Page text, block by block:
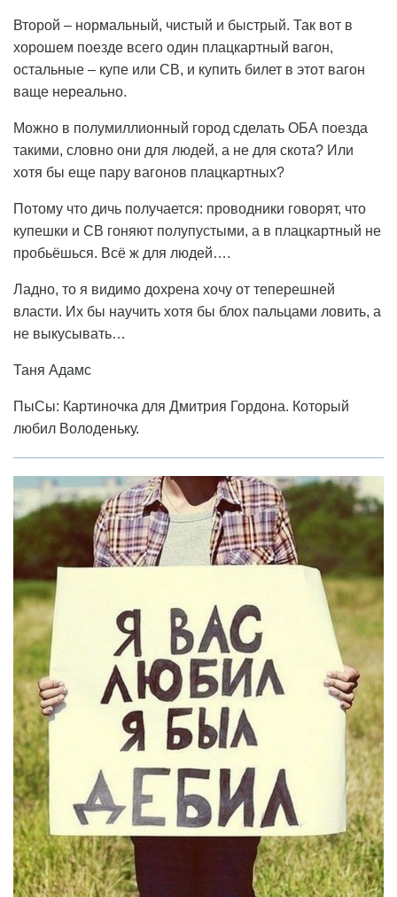
Второй – нормальный, чистый и быстрый. Так вот в
хорошем поезде всего один плацкартный вагон,
остальные – купе или СВ, и купить билет в этот вагон
ваще нереально.
Можно в полумиллионный город сделать ОБА поезда
такими, словно они для людей, а не для скота? Или
хотя бы еще пару вагонов плацкартных?
Потому что дичь получается: проводники говорят, что
купешки и СВ гоняют полупустыми, а в плацкартный не
пробьёшься. Всё ж для людей….
Ладно, то я видимо дохрена хочу от теперешней
власти. Их бы научить хотя бы блох пальцами ловить, а
не выкусывать…
Таня Адамс
ПыСы: Картиночка для Дмитрия Гордона. Который
любил Володеньку.